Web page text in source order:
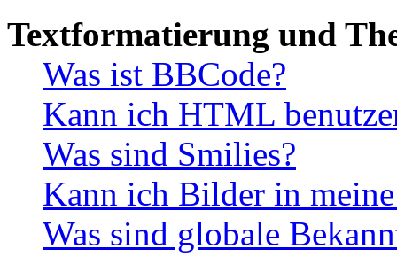
Textformatierung und
Was ist BBCode?
Kann ich HTML
Was sind Smilies?
Kann ich Bilder in
Was sind globale